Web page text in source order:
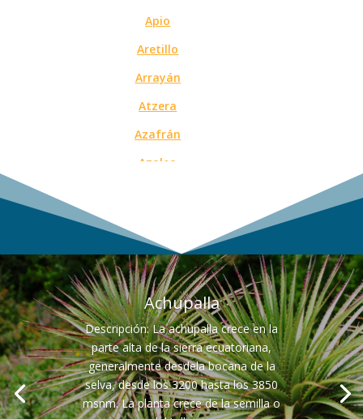
Apio
Aretillo
Arrayán
Atzera
Azafrán
Azalea
Boca de pescado
Boca de sapo
Bambú
Bugambilia
Caballo chupa
Cactus San Pedro
Cabuya Blanca
Achupalla
Descripción: La achupalla crece en la
parte alta de la sierra ecuatoriana,
generalmente desdela bocana de la
selva, desde los 3200 hasta los 3850
msnm. La planta crece de la semilla o